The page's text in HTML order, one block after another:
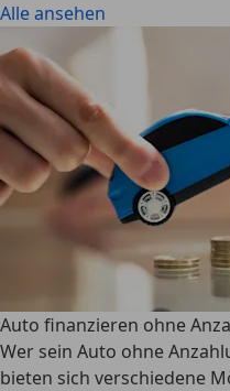
Alle ansehen
Auto finanzieren ohne
Wer sein Auto ohne
bieten sich verschiedene